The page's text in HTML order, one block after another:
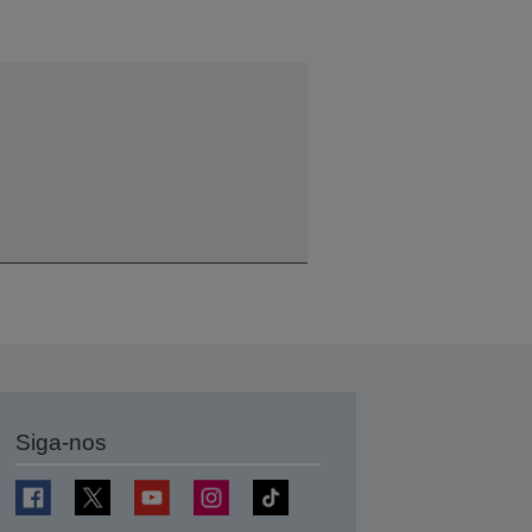
Siga-nos